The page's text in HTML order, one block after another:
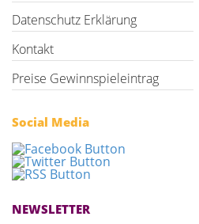
Datenschutz Erklärung
Kontakt
Preise Gewinnspieleintrag
Social Media
NEWSLETTER